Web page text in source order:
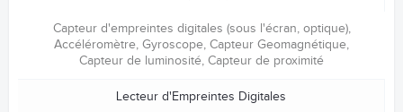
Capteur d'empreintes digitales (sous l'écran, optique),
Accéléromètre, Gyroscope, Capteur Geomagnétique,
Capteur de luminosité, Capteur de proximité
Lecteur d'Empreintes Digitales